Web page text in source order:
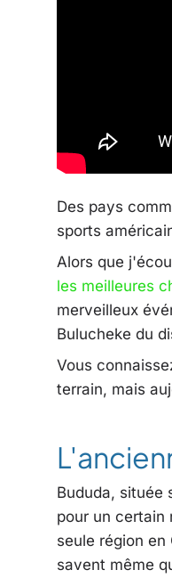
Des pays
sports
Alors que
les meilleures
merveilleux
Bulucheke du
Vous
terrain, mais
Bududa, située
pour un certain
seule région
savent même